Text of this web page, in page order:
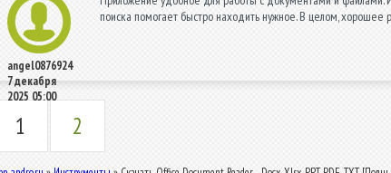
angel0876924
7 декабря
2025 05:00
поиска помогает быстро находить нужное. В целом, хорошее
1 2